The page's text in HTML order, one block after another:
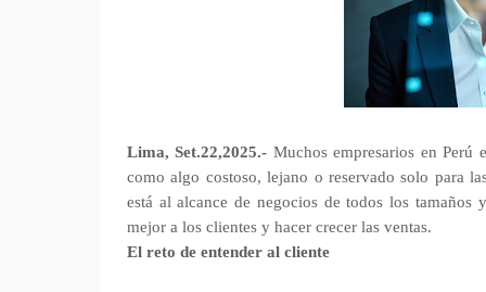
Lima, Set.22,2025.- Muchos empresarios en
como algo costoso, lejano o reservado solo para
está al alcance de negocios de todos los
mejor a los clientes y hacer crecer las ventas.
El reto de entender al cliente